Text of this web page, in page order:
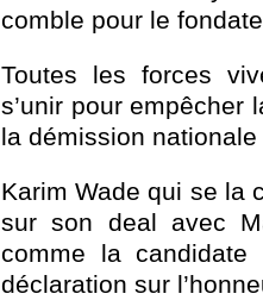
comble pour le
Toutes les forces
s’unir pour empêcher
la démission
Karim Wade qui se la
sur son deal avec
comme la
déclaration sur